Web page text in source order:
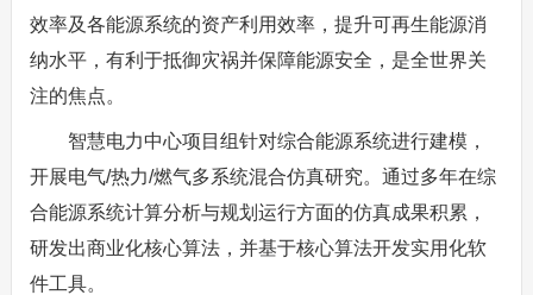
效率及各能源系统的资产利用效率，提升可再生能源消
纳水平，有利于抵御灾祸并保障能源安全，是全世界关
注的焦点。
智慧电力中心项目组针对综合能源系统进行建模，
开展电气/热力/燃气多系统混合仿真研究。通过多年在综
合能源系统计算分析与规划运行方面的仿真成果积累，
研发出商业化核心算法，并基于核心算法开发实用化软
件工具。